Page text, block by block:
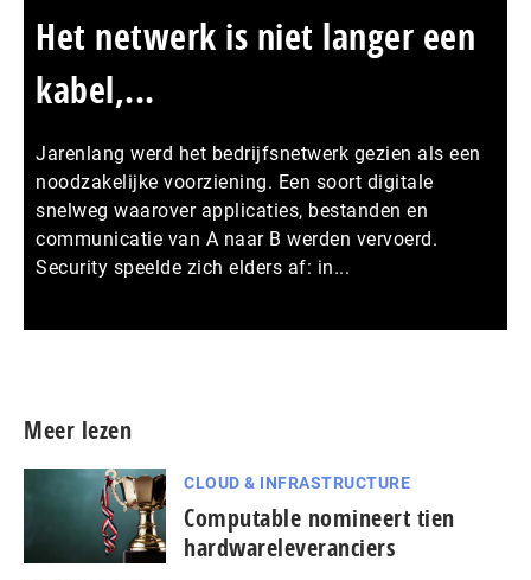
Het netwerk is niet langer een
kabel,...
Jarenlang werd het bedrijfsnetwerk gezien als een
noodzakelijke voorziening. Een soort digitale
snelweg waarover applicaties, bestanden en
communicatie van A naar B werden vervoerd.
Security speelde zich elders af: in...
Meer lezen
CLOUD & INFRASTRUCTURE
Computable nomineert tien
hardwareleveranciers